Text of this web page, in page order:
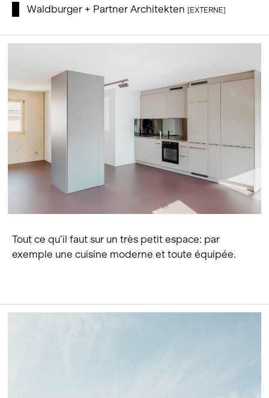
Waldburger + Partner Architekten [EXTERNE]
Tout ce qu’il faut sur un très petit espace: par
exemple une cuisine moderne et toute équipée.